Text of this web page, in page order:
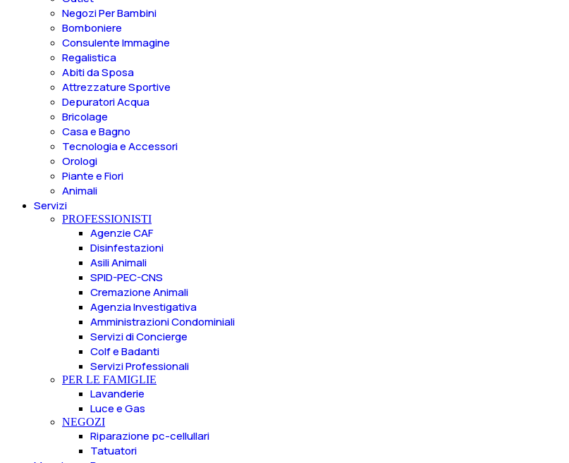
Negozi Per Bambini
Bomboniere
Consulente Immagine
Regalistica
Abiti da Sposa
Attrezzature Sportive
Depuratori Acqua
Bricolage
Casa e Bagno
Tecnologia e Accessori
Orologi
Piante e Fiori
Animali
Servizi
PROFESSIONISTI
Agenzie CAF
Disinfestazioni
Asili Animali
SPID-PEC-CNS
Cremazione Animali
Agenzia Investigativa
Amministrazioni Condominiali
Servizi di Concierge
Colf e Badanti
Servizi Professionali
PER LE FAMIGLIE
Lavanderie
Luce e Gas
NEGOZI
Riparazione pc-cellullari
Tatuatori